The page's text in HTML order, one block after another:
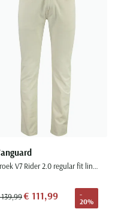
favorieten
broek V7 Rider 2.0 regular fit linnenblend creme
€ 111,99
-
20%